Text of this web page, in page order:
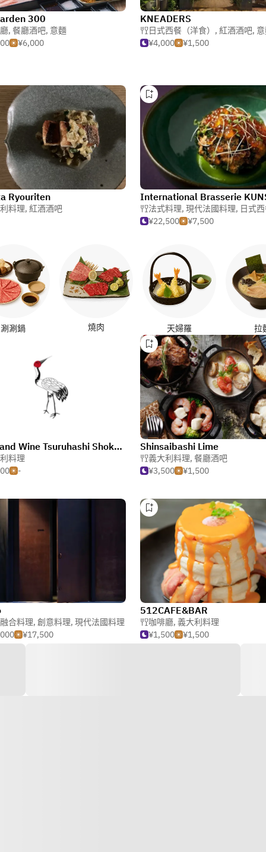
300
, 餐廳酒吧, 意麵
¥6,000
KNEADERS
日式西餐（洋食） , 紅酒酒吧,
¥4,000
¥1,500
Ryouriten
料理, 紅酒酒吧 法式料理, 現代法國料理, 日式西餐
¥22,500
¥7,500
涮涮鍋 燒肉 天婦羅 拉
Meat and Wine Tsuruhashi Shokudo
料理
-
Shinsaibashi Lime
義大利料理, 餐廳酒吧
¥3,500
¥1,500
合料理, 創意料理, 現代法國料理
¥17,500
512CAFE&BAR
咖啡廳, 義大利料理
¥1,500
¥1,500